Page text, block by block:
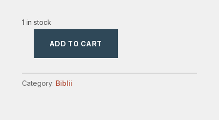
1 in stock
amvon,
foarte
ADD TO CART
Category: Biblii